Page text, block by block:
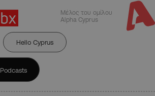
Μέλος του ομίλου
Alpha Cyprus
Hello Cyprus
Podcasts